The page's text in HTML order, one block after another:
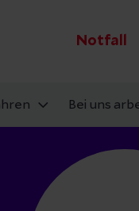
Notfall
Bei uns